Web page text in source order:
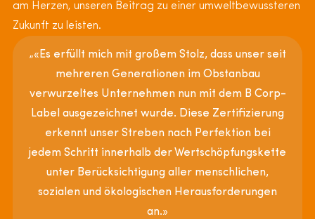
am Herzen, unseren Beitrag zu einer umweltbewussteren
Zukunft zu leisten.
„«Es erfüllt mich mit großem Stolz, dass unser seit
mehreren Generationen im Obstanbau
verwurzeltes Unternehmen nun mit dem B Corp-
Label ausgezeichnet wurde. Diese Zertifizierung
erkennt unser Streben nach Perfektion bei
jedem Schritt innerhalb der Wertschöpfungskette
unter Berücksichtigung aller menschlichen,
sozialen und ökologischen Herausforderungen
an.»